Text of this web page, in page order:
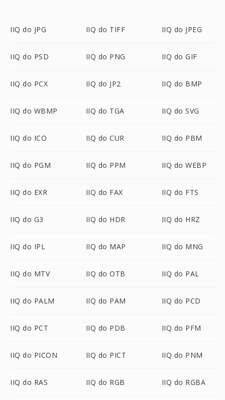
IIQ do JPG IIQ do TIFF IIQ do JPEG
IIQ do PSD IIQ do PNG IIQ do GIF
IIQ do PCX IIQ do JP2 IIQ do BMP
IIQ do WBMP IIQ do TGA IIQ do SVG
IIQ do ICO IIQ do CUR IIQ do PBM
IIQ do PGM IIQ do PPM IIQ do WEBP
IIQ do EXR IIQ do FAX IIQ do FTS
IIQ do G3 IIQ do HDR IIQ do HRZ
IIQ do IPL IIQ do MAP IIQ do MNG
IIQ do MTV IIQ do OTB IIQ do PAL
IIQ do PALM IIQ do PAM IIQ do PCD
IIQ do PCT IIQ do PDB IIQ do PFM
IIQ do PICON IIQ do PICT IIQ do PNM
IIQ do RAS IIQ do RGB IIQ do RGBA